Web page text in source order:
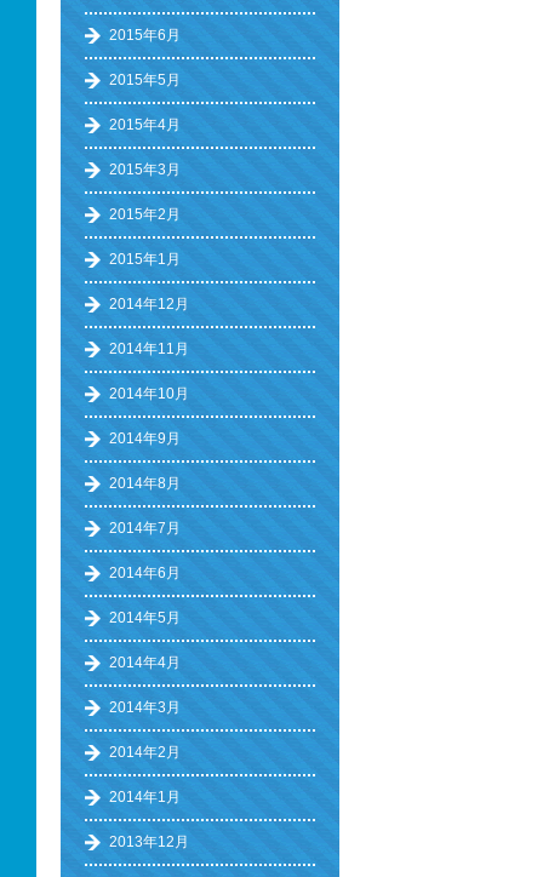
2015年6月
2015年5月
2015年4月
2015年3月
2015年2月
2015年1月
2014年12月
2014年11月
2014年10月
2014年9月
2014年8月
2014年7月
2014年6月
2014年5月
2014年4月
2014年3月
2014年2月
2014年1月
2013年12月